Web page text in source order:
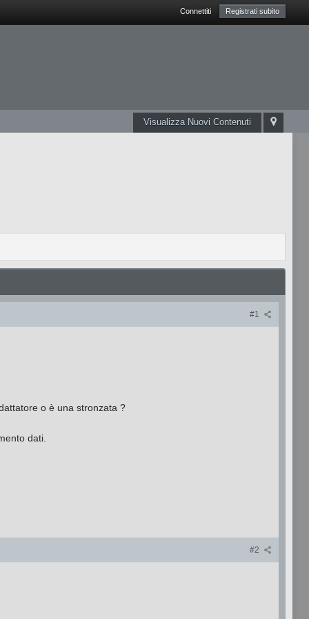
Connettiti Registrati subito
Visualizza Nuovi Contenuti
#1
o è una stronzata ?
dati.
#2